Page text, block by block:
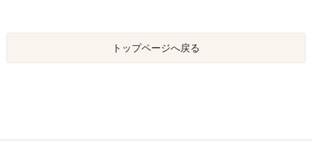
トップページへ戻る